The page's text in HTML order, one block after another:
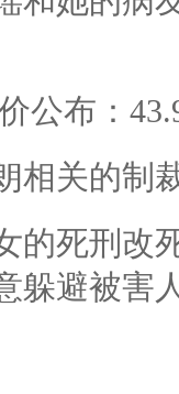
公布：
相关的制
的死刑改
躲避被害